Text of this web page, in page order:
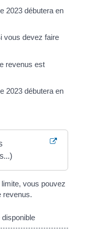
2023 débutera en
vous devez faire
revenus est
2023 débutera en
vous pouvez
revenus.